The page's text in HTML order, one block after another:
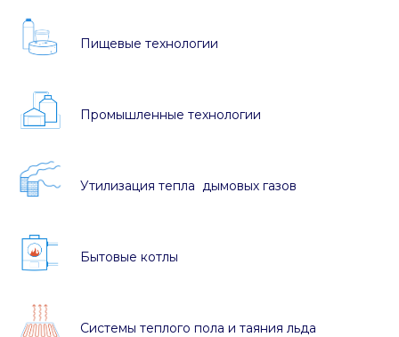
Пищевые технологии
Промышленные технологии
Утилизация тепла дымовых газов
Бытовые котлы
Системы теплого пола и таяния льда